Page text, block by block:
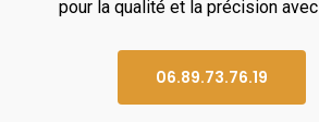
pour la qualité et la précision avec
06.89.73.76.19